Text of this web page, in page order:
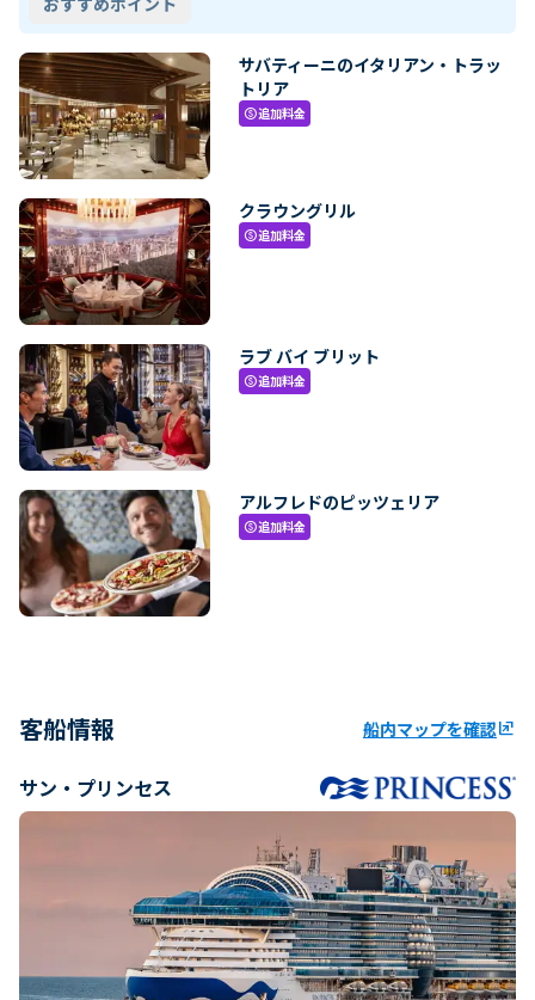
サバティーニのイタリアン・トラッ
トリア
paid追加料金
クラウングリル
paid追加料金
ラブ バイ ブリット
paid追加料金
アルフレドのピッツェリア
paid追加料金
客船情報 船内マップを確認ungroup
サン・プリンセス